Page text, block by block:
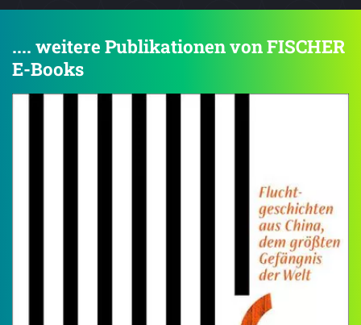
.... weitere Publikationen von FISCHER
E-Books